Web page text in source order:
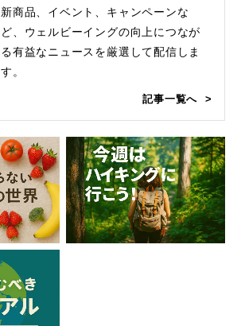
新商品、イベント、キャンペーンな
ど、ウェルビーイングの向上につなが
る有益なニュースを厳選して配信しま
す。
記事一覧へ